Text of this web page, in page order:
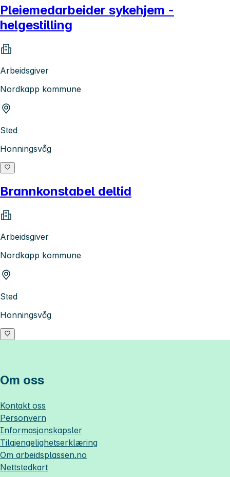
Pleiemedarbeider sykehjem -
helgestilling
Arbeidsgiver
Nordkapp kommune
Sted
Honningsvåg
Brannkonstabel deltid
Arbeidsgiver
Nordkapp kommune
Sted
Honningsvåg
Om oss
Kontakt oss
Personvern
Informasjonskapsler
Tilgjengelighetserklæring
Om arbeidsplassen.no
Nettstedkart